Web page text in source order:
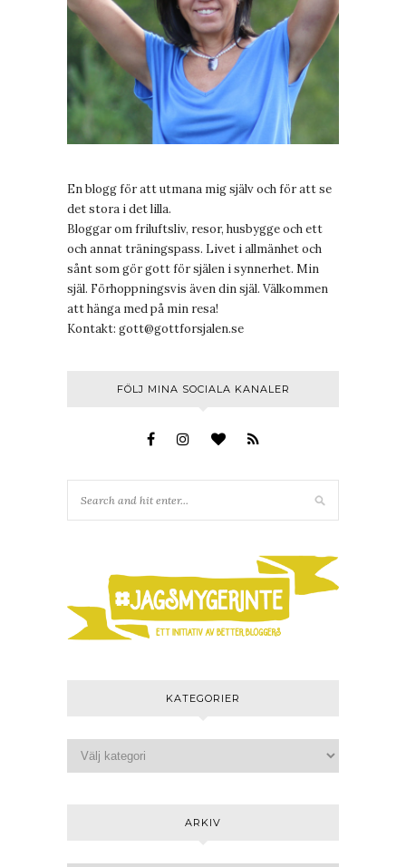
En blogg för att utmana mig själv och för att se
det stora i det lilla.
Bloggar om friluftsliv, resor, husbygge och ett
och annat träningspass. Livet i allmänhet och
sånt som gör gott för själen i synnerhet. Min
själ. Förhoppningsvis även din själ. Välkommen
att hänga med på min resa!
Kontakt: gott@gottforsjalen.se
FÖLJ MINA SOCIALA KANALER
KATEGORIER
ARKIV